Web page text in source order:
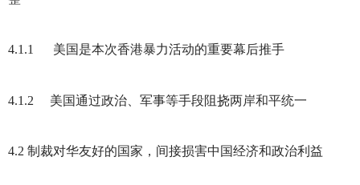
4.1.1 美国是本次香港暴力活动的重要幕后推手
4.1.2 美国通过政治、军事等手段阻挠两岸和平统一
4.2 制裁对华友好的国家，间接损害中国经济和政治利益